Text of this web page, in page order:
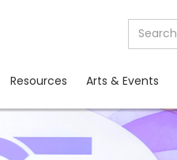
Resources Arts & Events